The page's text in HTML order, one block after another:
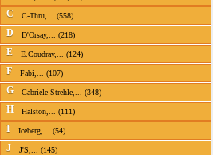
C C-Thru,... (558)
D D'Orsay,... (218)
E E.Coudray,... (124)
F Fabi,... (107)
G Gabriele Strehle,... (348)
H Halston,... (111)
I Iceberg,... (54)
J J'S,... (145)